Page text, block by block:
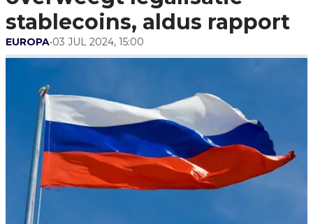
stablecoins, aldus rapport
EUROPA•03 JUL 2024, 15:00